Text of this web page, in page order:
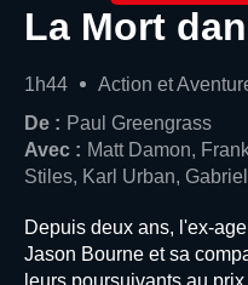
La Mort
1h44 Action et
De : Paul Greengrass
Avec : Matt Damon,
Stiles, Karl Urban,
Depuis deux ans, l'ex-
Jason Bourne et sa
leurs poursuivants au